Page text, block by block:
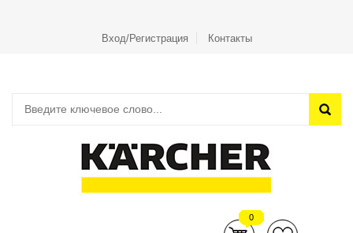
Вход/Регистрация Контакты
0